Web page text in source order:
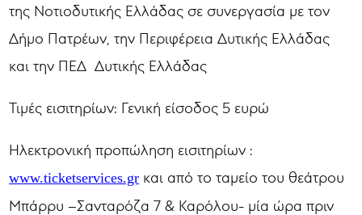
της Νοτιοδυτικής Ελλάδας σε συνεργασία με τον
Δήμο Πατρέων, την Περιφέρεια Δυτικής Ελλάδας
και την ΠΕΔ Δυτικής Ελλάδας
Τιμές εισιτηρίων: Γενική είσοδος 5 ευρώ
Ηλεκτρονική προπώληση εισιτηρίων :
www.ticketservices.gr και από το ταμείο του θεάτρου
Μπάρρυ –Σανταρόζα 7 & Καρόλου- μία ώρα πριν